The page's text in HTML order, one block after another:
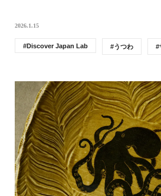
2026.1.15
Discover Japan Lab うつわ